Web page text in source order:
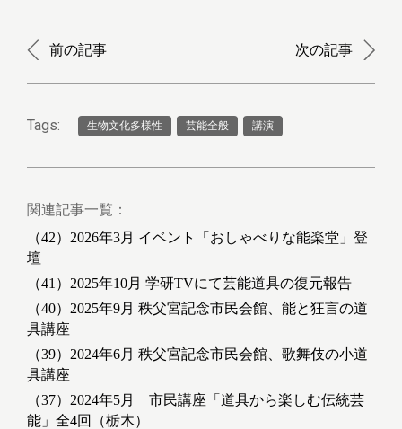
前の記事 次の記事
Tags: 生物文化多様性 芸能全般 講演
関連記事一覧：
（42）2026年3月 イベント「おしゃべりな能楽堂」登
壇
（41）2025年10月 学研TVにて芸能道具の復元報告
（40）2025年9月 秩父宮記念市民会館、能と狂言の道
具講座
（39）2024年6月 秩父宮記念市民会館、歌舞伎の小道
具講座
（37）2024年5月 市民講座「道具から楽しむ伝統芸
能」全4回（栃木）